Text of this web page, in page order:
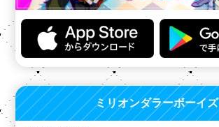
ミリオンダラーボーイズ